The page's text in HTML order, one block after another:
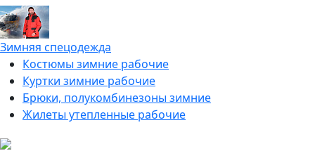
Зимняя спецодежда
Костюмы зимние рабочие
Куртки зимние рабочие
Брюки, полукомбинезоны зимние
Жилеты утепленные рабочие